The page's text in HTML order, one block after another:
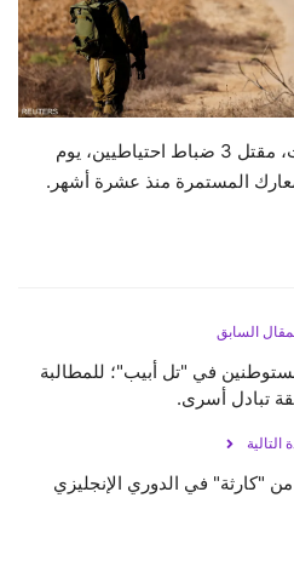
أعلن الجيش الإسرائيلي، السبت، مقتل 3 ضباط احتياطيين، يوم
المستمرة منذ عشرة أشهر.
السابق
في "تل أبيب"؛ للمطالبة
تبادل أسرى.
التالية
"كارثة" في الدوري الإنجليزي